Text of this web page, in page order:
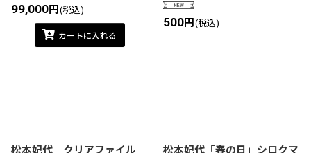
99,000円 (税込)
カートに入れる
500円 (税込)
松本妃代 クリアファイル
松本妃代「春の日」シロクマ